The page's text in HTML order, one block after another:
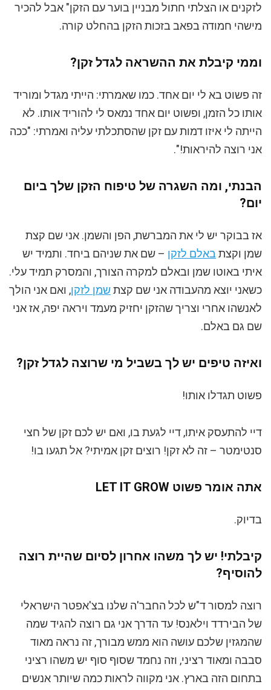
לזקנים או הצלתי חתול מבניין בוער עם הזקן" אבל להכיר
מישהי חמודה בפאב בזכות הזקן בהחלט קורה.
וממי קיבלת את ההשראה לגדל זקן?
זה פשוט בא לי יום אחד. כמו שאמרתי: הייתי מגדל ומוריד
אותו כל הזמן, ופשוט יום אחד נמאס לי להוריד אותו. לא
הייתה לי איזו דמות עם זקן שהסתכלתי עליה ואמרתי: "ככה
אני רוצה להיראות!".
הבנתי, ומה השגרה של טיפוח הזקן שלך ביום
יום?
אז בבוקר יש לי את המברשת, הפן והשמן. אני שם קצת
שמן וקצת באלם לזקן – שם את שניהם ביחד. ותמיד יש
איתי באוטו שמן ובאלם למקרה הצורך, והמסרק תמיד עלי.
כשאני יוצא מהעבודה אני שם קצתשמן לזקן, ואם אני הולך
לאנשהו אחרי וצריך שהזקן יחזיק מעמד ויראה יפה, אז אני
שם גם באלם.
ואיזה טיפים יש לך בשביל מי שרוצה לגדל זקן?
פשוט תגדלו אותו!
דיי להתעסק איתו, דיי לגעת בו, ואם יש לכם זקן של חצי
סנטימטר – זה לא זקן! רוצים זקן אמיתי? אל תגעו בו!
אתה אומר פשוט LET IT GROW
בדיוק.
קיבלתי! יש לך משהו אחרון לסיום שהיית רוצה
להוסיף?
רוצה למסור ד"ש לכל החבר'ה שלנו בצ'אפטר הישראלי
של הבירדד וילאנס! עד הדרך אני גם רוצה להגיד שמה
שהמגזין שלכם עושה הוא ממש מבורך, זה נראה מאוד
סבבה ומאוד רציני, וזה נחמד שסוף סוף יש משהו רציני
בתחום הזה בארץ. אני מקווה לראות כמה שיותר אנשים